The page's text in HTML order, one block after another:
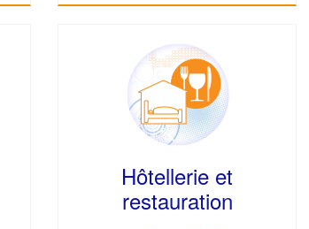
Hôtellerie et
restauration